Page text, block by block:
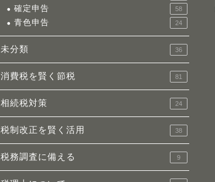
確定申告 58
青色申告 24
未分類 36
消費税を賢く節税 81
相続税対策 24
税制改正を賢く活用 38
税務調査に備える 9